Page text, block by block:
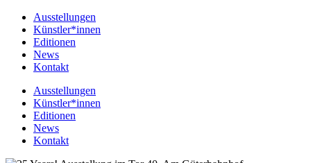
Ausstellungen
Künstler*innen
Editionen
News
Kontakt
Ausstellungen
Künstler*innen
Editionen
News
Kontakt